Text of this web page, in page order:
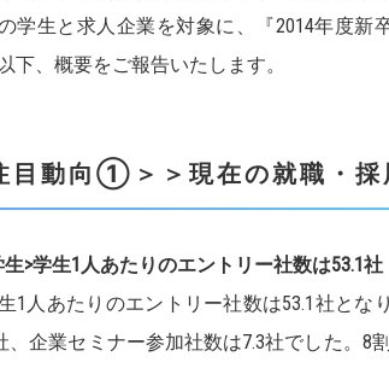
学生と求人企業を対象に、『2014年度
下、概要をご報告いたします。
目動向①＞＞現在の就職・採
>学生1人あたりのエントリー社数は53.1
人あたりのエントリー社数は53.1社とな
、企業セミナー参加社数は7.3社でした。